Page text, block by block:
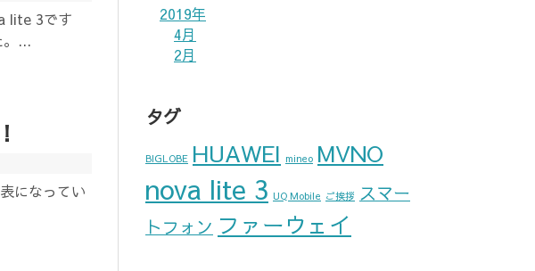
lite 3です
。...
になってい
2019年
4月
2月
タグ
BIGLOBE HUAWEI mineo MVNO
nova lite 3 UQ Mobile ご挨拶 スマー
トフォン ファーウェイ